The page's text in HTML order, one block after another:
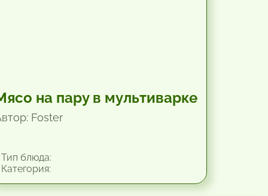
на пару в мультиварке
Foster
блюда: